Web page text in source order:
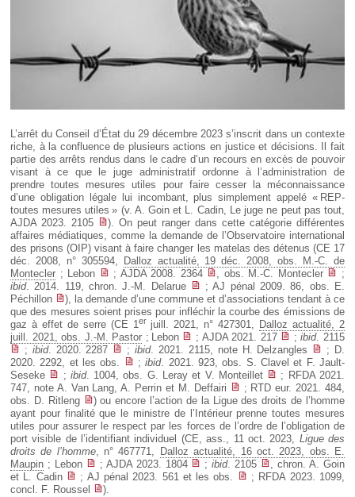
L’arrêt du Conseil d’État du 29 décembre 2023 s’inscrit dans un contexte
riche, à la confluence de plusieurs actions en justice et décisions. Il fait
partie des arrêts rendus dans le cadre d’un recours en excès de pouvoir
visant à ce que le juge administratif ordonne à l’administration de
prendre toutes mesures utiles pour faire cesser la méconnaissance
d’une obligation légale lui incombant, plus simplement appelé « REP-
toutes mesures utiles » (v. A. Goin et L. Cadin, Le juge ne peut pas tout,
AJDA 2023. 2105
). On peut ranger dans cette catégorie différentes
affaires médiatiques, comme la demande de l’Observatoire international
des prisons (OIP) visant à faire changer les matelas des détenus (CE 17
déc. 2008, n° 305594,
Dalloz actualité, 19 déc. 2008, obs. M.-C. de
Montecler ; Lebon ; AJDA 2008. 2364 , obs. M.-C. Montecler
;
ibid. 2014. 119, chron. J.-M. Delarue
; AJ pénal 2009. 86, obs. E.
Péchillon
), la demande d’une commune et d’associations tendant à ce
que des mesures soient prises pour infléchir la courbe des émissions de
gaz à effet de serre (CE 1er juill. 2021, n° 427301, Dalloz actualité, 2
juill. 2021, obs. J.-M. Pastor ; Lebon ; AJDA 2021. 217 ;ibid. 2115
; ibid. 2020. 2287 ;ibid. 2021. 2115, note H. Delzangles
; D.
2020. 2292, et les obs.
;ibid. 2021. 923, obs. S. Clavel et F. Jault-
Seseke
; ibid. 1004, obs. G. Leray et V. Monteillet
; RFDA 2021.
747, note A. Van Lang, A. Perrin et M. Deffairi
; RTD eur. 2021. 484,
obs. D. Ritleng
) ou encore l’action de la Ligue des droits de l’homme
ayant pour finalité que le ministre de l’Intérieur prenne toutes mesures
utiles pour assurer le respect par les forces de l’ordre de l’obligation de
port visible de l’identifiant individuel (CE, ass., 11 oct. 2023, Ligue des
droits de l’homme, n° 467771,
Dalloz actualité, 16 oct. 2023, obs. E.
Maupin ; Lebon ; AJDA 2023. 1804 ;ibid. 2105
, chron. A. Goin
et L. Cadin
; AJ pénal 2023. 561 et les obs.
; RFDA 2023. 1099,
concl. F. Roussel
).